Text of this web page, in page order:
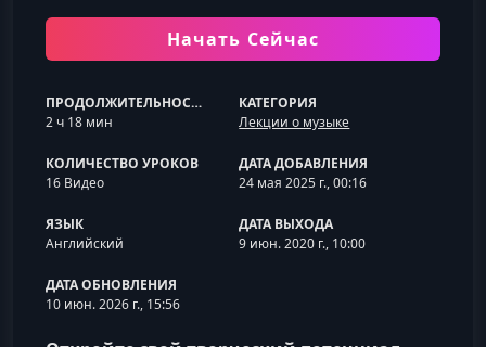
Начать Сейчас
ПРОДОЛЖИТЕЛЬНОСТЬ
2 ч 18 мин
КАТЕГОРИЯ
Лекции о музыке
КОЛИЧЕСТВО УРОКОВ
16 Видео
ДАТА ДОБАВЛЕНИЯ
24 мая 2025 г., 00:16
ЯЗЫК
Английский
ДАТА ВЫХОДА
9 июн. 2020 г., 10:00
ДАТА ОБНОВЛЕНИЯ
10 июн. 2026 г., 15:56